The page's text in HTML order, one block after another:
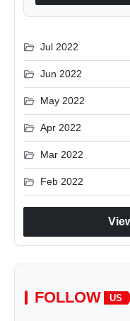
folder_open Jul 2022
folder_open Jun 2022
folder_open May 2022
folder_open Apr 2022
folder_open Mar 2022
folder_open Feb 2022
FOLLOW US